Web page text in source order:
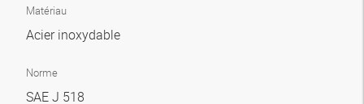
Matériau
Acier inoxydable
Norme
SAE J 518